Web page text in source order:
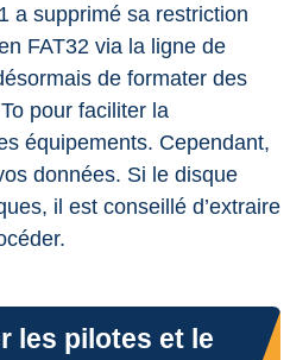
a supprimé sa restriction
FAT32 via la ligne de
de formater des
pour faciliter la
équipements. Cependant,
données. Si le disque
il est conseillé d’extraire
les pilotes et le